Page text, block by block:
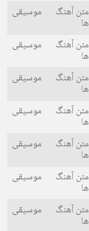
متن آهنگ
ها
موسیقی
متن آهنگ
ها
موسیقی
متن آهنگ
ها
موسیقی
متن آهنگ
ها
موسیقی
متن آهنگ
ها
موسیقی
متن آهنگ
ها
موسیقی
متن آهنگ
ها
موسیقی